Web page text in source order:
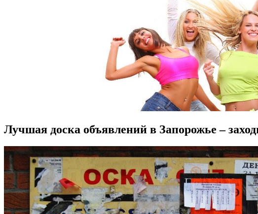
Лучшая доска объявлений в Запорожье –